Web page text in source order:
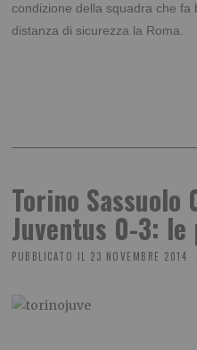
condizione della squadra che
distanza di sicurezza la Roma.
Torino Sassuolo
Juventus 0-3: le
PUBBLICATO IL 23 NOVEMBRE 2014